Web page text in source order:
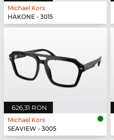
Michael Kors
HAKONE - 3015
626,31 RON
Michael Kors
SEAVIEW - 3005